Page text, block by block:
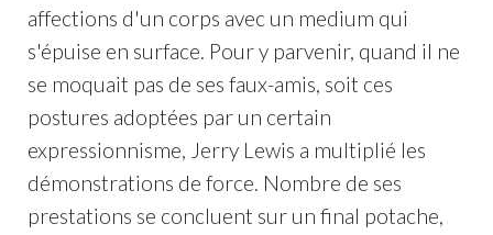
affections d'un corps avec un medium qui
s'épuise en surface. Pour y parvenir, quand il ne
se moquait pas de ses faux-amis, soit ces
postures adoptées par un certain
expressionnisme, Jerry Lewis a multiplié les
démonstrations de force. Nombre de ses
prestations se concluent sur un final potache,